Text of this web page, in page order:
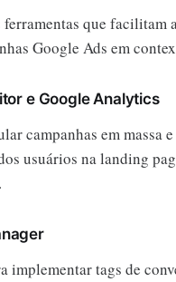
que facilitam
Google Ads em
e Google Analytics
campanhas em massa
usuários na landing
implementar tags de